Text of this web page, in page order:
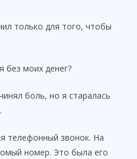
только для того, чтобы
без моих денег?
боль, но я старалась
телефонный звонок. На
номер. Это была его